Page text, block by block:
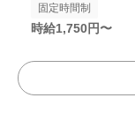
固定時間制
時給1,750円〜